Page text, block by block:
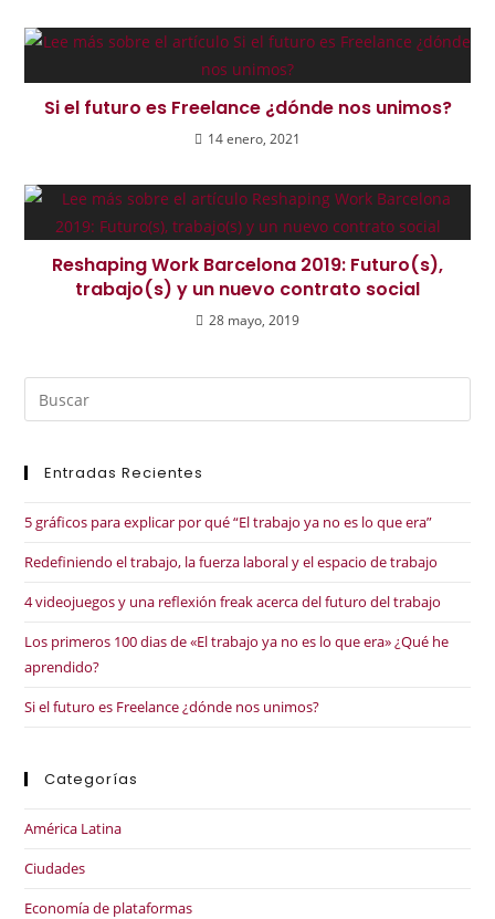
Si el futuro es Freelance ¿dónde nos unimos?
14 enero, 2021
Reshaping Work Barcelona 2019: Futuro(s),
trabajo(s) y un nuevo contrato social
28 mayo, 2019
Entradas Recientes
5 gráficos para explicar por qué “El trabajo ya no es lo que era”
Redefiniendo el trabajo, la fuerza laboral y el espacio de trabajo
4 videojuegos y una reflexión freak acerca del futuro del trabajo
Los primeros 100 dias de «El trabajo ya no es lo que era» ¿Qué he
aprendido?
Si el futuro es Freelance ¿dónde nos unimos?
Categorías
América Latina
Ciudades
Economía de plataformas